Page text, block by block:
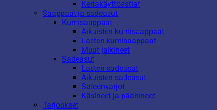
Kertakäyttöastiat
Saappaat ja sadeasut
Kumisaappaat
Aikuisten kumisaappaat
Lasten kumisaappaat
Muut jalkineet
Sadeasut
Lasten sadeasut
Aikuisten sadeasut
Sateenvarjot
Käsineet ja päähineet
Tarjoukset